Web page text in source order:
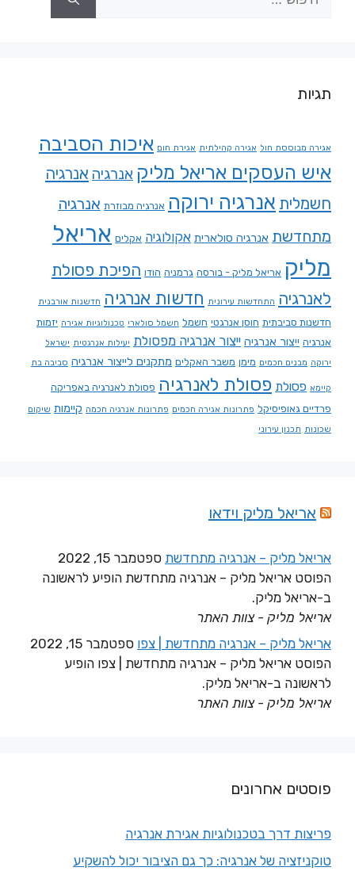
תגיות
אגירה מבוססת חול אגירה קהילתית אגירת חום איכות הסביבה
איש העסקים אריאל מליק אנרגיה אנרגיה
חשמלית אנרגיה ירוקה אנרגיה מבוזרת אנרגיה
מתחדשת אנרגיה סולארית אקולוגיה אקלים אריאל
מליק אריאל מליק - בורסה גרמניה הודו הפיכת פסולת
לאנרגיה התחדשות עירונית חדשות אנרגיה חדשנות אורבנית
חדשנות סביבתית חוסן אנרגטי חשמל חשמל סולארי טכנולוגיות אגירה יזמות
אנרגיה ייצור אנרגיה ייצור אנרגיה מפסולת יעילות אנרגטית ישראל
ירוקה מבנים חכמים מימן משבר האקלים מתקנים לייצור אנרגיה סביבה בת
קיימא פסולת פסולת לאנרגיה פסולת לאנרגיה באפריקה
פרדיים גאופיסיקל פתרונות אגירה חכמים פתרונות אנרגיה חכמה קיימות שיקום
שכונות תכנון עירוני
אריאל מליק וידאו
אריאל מליק – אנרגיה מתחדשת ספטמבר 15, 2022
הפוסט אריאל מליק – אנרגיה מתחדשת הופיע לראשונה
ב-אריאל מליק.
אריאל מליק - צוות האתר
אריאל מליק – אנרגיה מתחדשת | צפו ספטמבר 15, 2022
הפוסט אריאל מליק – אנרגיה מתחדשת | צפו הופיע
לראשונה ב-אריאל מליק.
אריאל מליק - צוות האתר
פוסטים אחרונים
פריצות דרך בטכנולוגיות אגירת אנרגיה
טוקניזציה של אנרגיה: כך גם הציבור יכול להשקיע